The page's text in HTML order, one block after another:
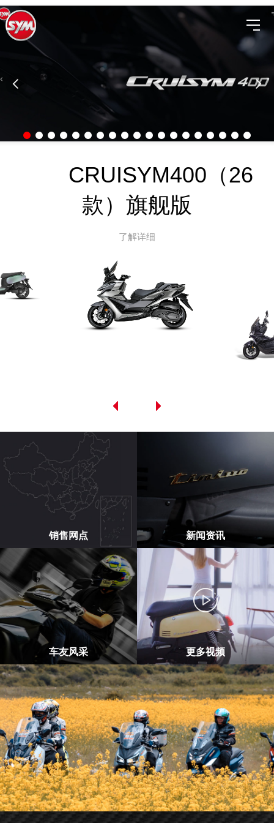
CRUISYM400（26
款）旗舰版
了解详细
销售网点 新闻资讯
车友风采 更多视频